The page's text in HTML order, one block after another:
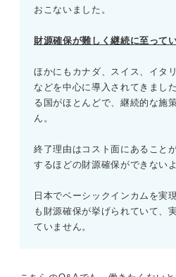
おこないました。
財源確保が難しく継続に至って
ほかにもカナダ、スイス、イタ
などを中心に導入されてきまし
る国がほとんどで、継続的な施
ん。
終了理由はコスト面にあること
するほどの財源確保ができない
日本でベーシックインカムを実
も財源確保が挙げられていて、
ていません。